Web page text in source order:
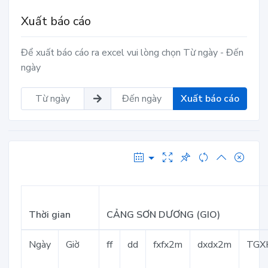
Xuất báo cáo
Để xuất báo cáo ra excel vui lòng chọn Từ ngày - Đến
ngày
Xuất báo cáo
Thời gian CẢNG SƠN DƯƠNG (GIO)
Ngày Giờ ff dd fxfx2m dxdx2m